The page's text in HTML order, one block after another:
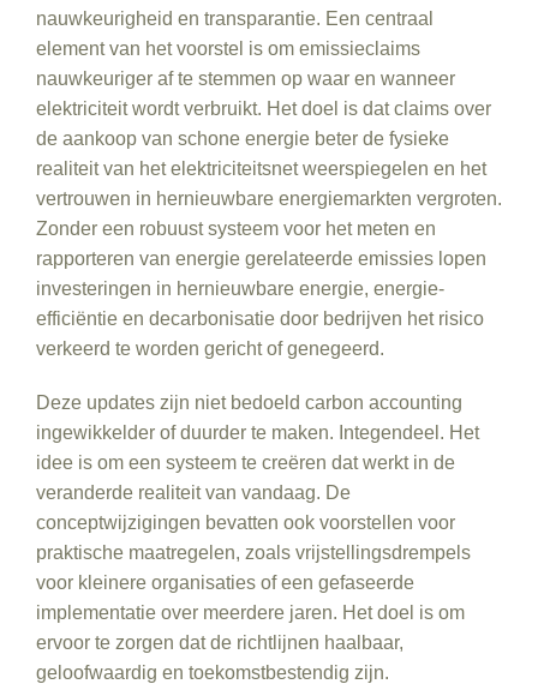
nauwkeurigheid en transparantie. Een centraal
element van het voorstel is om emissieclaims
nauwkeuriger af te stemmen op waar en wanneer
elektriciteit wordt verbruikt. Het doel is dat claims over
de aankoop van schone energie beter de fysieke
realiteit van het elektriciteitsnet weerspiegelen en het
vertrouwen in hernieuwbare energiemarkten vergroten.
Zonder een robuust systeem voor het meten en
rapporteren van energie gerelateerde emissies lopen
investeringen in hernieuwbare energie, energie-
efficiëntie en decarbonisatie door bedrijven het risico
verkeerd te worden gericht of genegeerd.
Deze updates zijn niet bedoeld carbon accounting
ingewikkelder of duurder te maken. Integendeel. Het
idee is om een systeem te creëren dat werkt in de
veranderde realiteit van vandaag. De
conceptwijzigingen bevatten ook voorstellen voor
praktische maatregelen, zoals vrijstellingsdrempels
voor kleinere organisaties of een gefaseerde
implementatie over meerdere jaren. Het doel is om
ervoor te zorgen dat de richtlijnen haalbaar,
geloofwaardig en toekomstbestendig zijn.